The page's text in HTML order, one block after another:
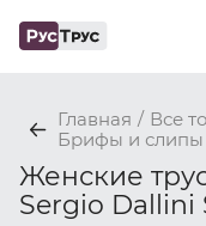
Главная / Все
Брифы и слипы
Женские
Sergio Dallini